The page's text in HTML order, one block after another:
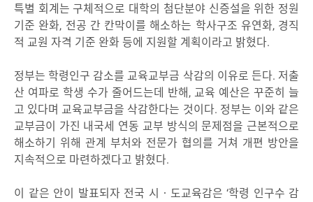
특별 회계는 구체적으로 대학의 첨단분야 신증설을 위한 정원
기준 완화, 전공 간 칸막이를 해소하는 학사구조 유연화, 경직
적 교원 자격 기준 완화 등에 지원할 계획이라고 밝혔다.
정부는 학령인구 감소를 교육교부금 삭감의 이유로 든다. 저출
산 여파로 학생 수가 줄어드는데 반해, 교육 예산은 꾸준히 늘
고 있다며 교육교부금을 삭감한다는 것이다. 정부는 이와 같은
교부금이 가진 내국세 연동 교부 방식의 문제점을 근본적으로
해소하기 위해 관계 부처와 전문가 협의를 거쳐 개편 방안을
지속적으로 마련하겠다고 밝혔다.
이 같은 안이 발표되자 전국 시‧도교육감은 ‘학령 인구수 감